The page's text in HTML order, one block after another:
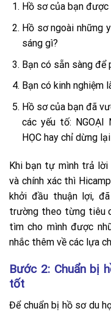
Hồ sơ của bạn
Hồ sơ ngoài những
sáng gì?
Bạn có sẵn sàng để
Bạn có kinh nghiệm
Hồ sơ của bạn đã
các yếu tố: NGOẠI
HỌC hay chỉ dừng
Khi bạn tự mình trả
và chính xác thì
khởi đầu thuận lợi,
trường theo từng tiêu
tìm cho mình được
nhắc thêm về các lựa
Bước 2: Chuẩn bị
tốt
Để chuẩn bị hồ sơ du